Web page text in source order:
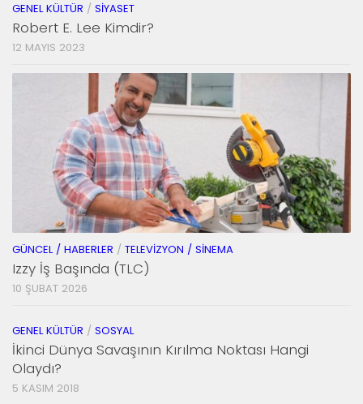
GENEL KÜLTÜR / SIYASET
Robert E. Lee Kimdir?
12 MAYIS 2023
GÜNCEL / HABERLER / TELEVIZYON / SINEMA
Izzy İş Başında (TLC)
10 ŞUBAT 2026
GENEL KÜLTÜR / SOSYAL
İkinci Dünya Savaşının Kırılma Noktası Hangi
Olaydı?
5 KASIM 2018